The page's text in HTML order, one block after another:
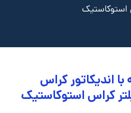
اندیکاتور کراس
کراس استوکاستیک